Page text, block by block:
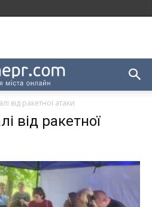
від ракетної атаки
від ракетної